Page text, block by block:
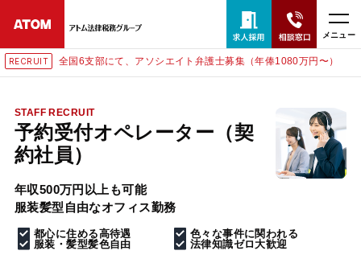
メニュー
RECRUIT 全国6支部にて、アソシエイト弁護士募集（年俸1080万円〜）
STAFF RECRUIT
予約受付オペレーター（契
約社員）
年収500万円以上も可能
服装髪型自由なオフィス勤務
都心に住める高待遇
色々な事件に関われる
服装・髪型髪色自由
法律知識ゼロ大歓迎
24時間365日全国対応
無料相談窓口はこちら
電話・LINE・メールで相談予約受付中
ホーム
取扱分野